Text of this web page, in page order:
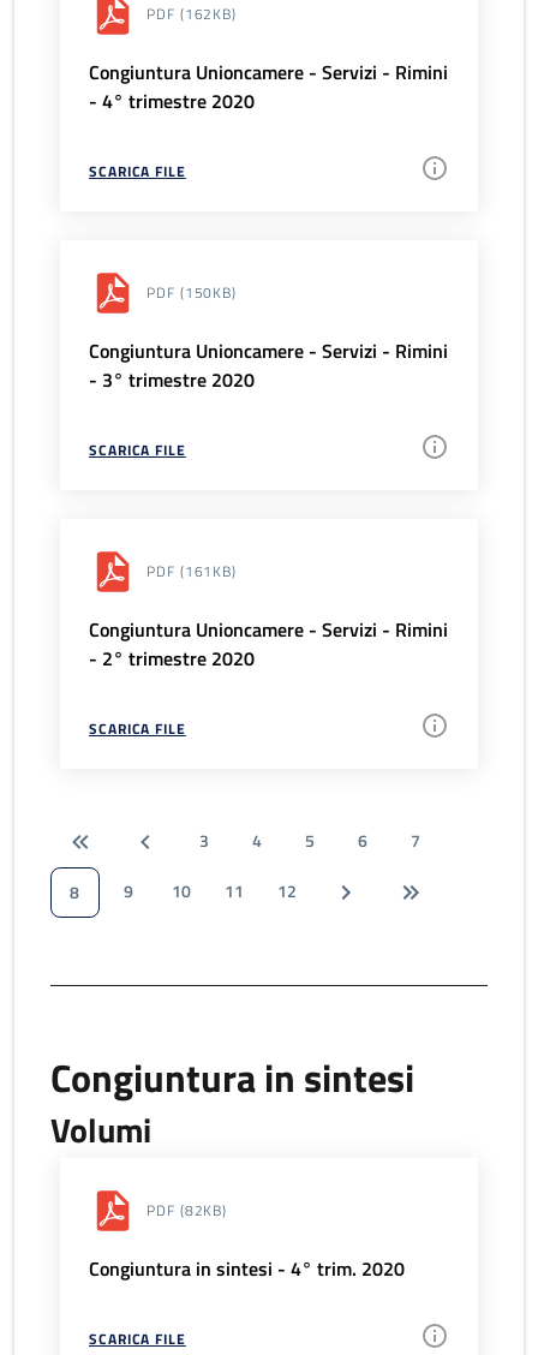
PDF (162KB)
Congiuntura Unioncamere - Servizi - Rimini
- 4° trimestre 2020
SCARICA FILE
PDF (150KB)
Congiuntura Unioncamere - Servizi - Rimini
- 3° trimestre 2020
SCARICA FILE
PDF (161KB)
Congiuntura Unioncamere - Servizi - Rimini
- 2° trimestre 2020
SCARICA FILE
3 4 5 6
7
8
9 10 11 12
Congiuntura in sintesi
Volumi
PDF (82KB)
Congiuntura in sintesi - 4° trim. 2020
SCARICA FILE